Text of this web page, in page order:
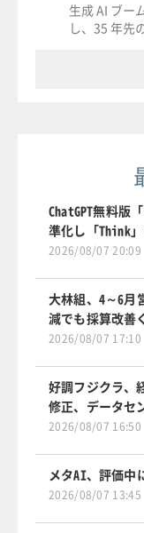
生成 AI ブー
し、35 年先
ChatGPT無料版
準化し「Think
2026/08/07 20:09
大林組、4～6
減でも採算改善
2026/08/07 17:10
好調フジクラ、
修正、データセ
2026/08/07 16:50
メタAI、評価中
2026/08/07 13:45